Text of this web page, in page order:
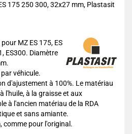
175 250 300, 32x27 mm, Plastasit
MZ ES 175, ES
ES300. Diamètre
véhicule.
d'ajustement à 100%. Le matériau
l'huile, à la graisse et aux
à l'ancien matériau de la RDA
et sans amiante.
comme pour l'original.